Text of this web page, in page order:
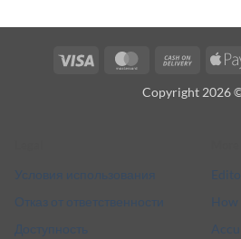
Visa MasterCardCash
Copyright 2026
Условия использования
Отказ от ответственности
Доступность
How